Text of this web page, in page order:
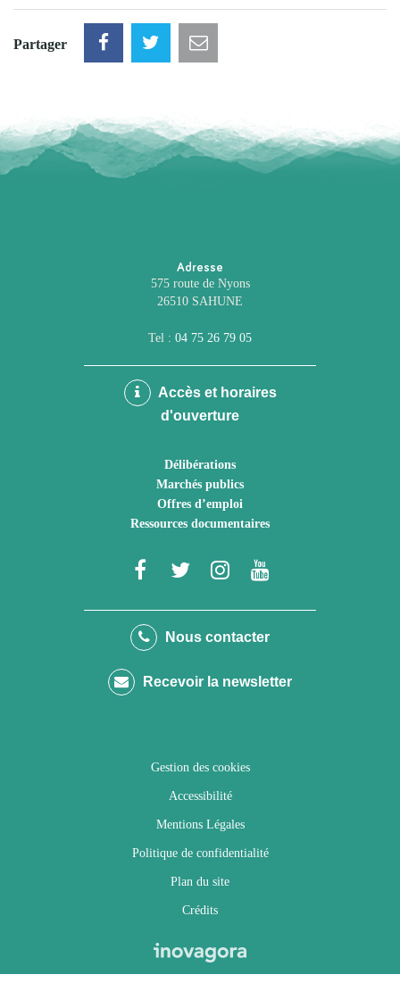
Partager
Adresse
575 route de Nyons
26510 SAHUNE
Tel : 04 75 26 79 05
Accès et horaires
d'ouverture
Délibérations
Marchés publics
Offres d’emploi
Ressources documentaires
Lien
le
Facebook
Lien
le
Twitter
Lien
le
Instagram
Youtube
Nous contacter
Recevoir la newsletter
Gestion des cookies
Accessibilité
Mentions Légales
Politique de confidentialité
Plan du site
Crédits